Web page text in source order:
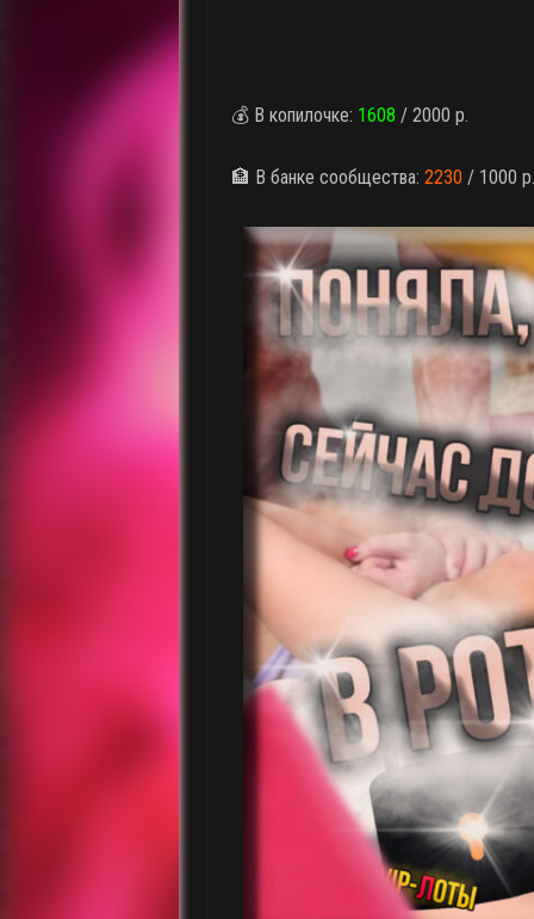
💰 В копилочке: 1608 / 2000 р.
🏦 В банке сообщества: 2230 / 1000 р.